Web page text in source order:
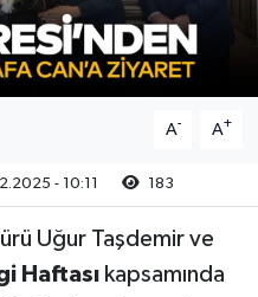
A- A+
- 10:11 183
Uğur Taşdemir ve
Haftasıkapsamında